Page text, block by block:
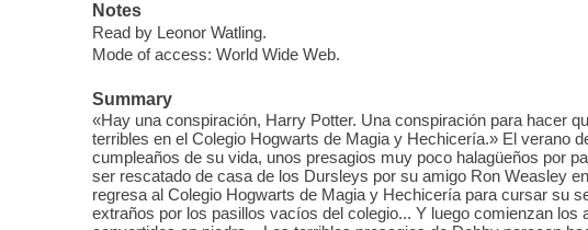
Notes
Read by Leonor Watling.
Mode of access: World Wide Web.
Summary
«Hay una conspiración, Harry Potter. Una conspiración para hacer
terribles en el Colegio Hogwarts de Magia y Hechicería.» El verano
cumpleaños de su vida, unos presagios muy poco halagüeños por
ser rescatado de casa de los Dursleys por su amigo Ron Weasley
regresa al Colegio Hogwarts de Magia y Hechicería para cursar su
extraños por los pasillos vacíos del colegio... Y luego comienzan los